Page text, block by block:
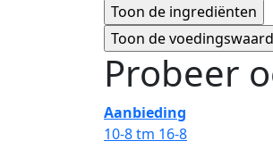
Probeer
Aanbieding
10-8 tm 16-8